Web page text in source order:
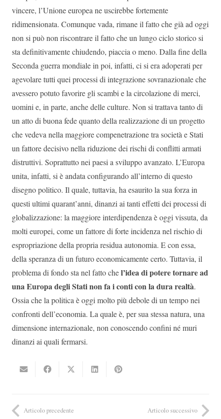
vincere, l’Unione europea ne uscirebbe fortemente
ridimensionata. Comunque vada, rimane il fatto che già ad oggi
non si può non riscontrare il fatto che un lungo ciclo storico si
sta definitivamente chiudendo, piaccia o meno. Dalla fine della
Seconda guerra mondiale in poi, infatti, ci si era adoperati per
agevolare tutti quei processi di integrazione sovranazionale che
avessero potuto favorire gli scambi e la circolazione di merci,
uomini e, in parte, anche delle culture. Non si trattava tanto di
un atto di buona fede quanto della realizzazione di un progetto
che vedeva nella maggiore compenetrazione tra società e Stati
un fattore decisivo nella riduzione dei rischi di conflitti armati
distruttivi. Soprattutto nei paesi a sviluppo avanzato. L’Europa
unita, infatti, si è andata configurando all’interno di questo
disegno politico. Il quale, tuttavia, ha esaurito la sua forza in
questi ultimi quarant’anni, dinanzi ai tanti effetti dei processi di
globalizzazione: la maggiore interdipendenza è oggi vissuta, da
molti europei, come un fattore di forte incidenza nel rischio di
espropriazione della propria residua autonomia. E con essa,
della speranza di un futuro economicamente certo. Tuttavia, il
problema di fondo sta nel fatto chel’idea di potere tornare ad
una Europa degli Stati non fa i conti con la dura realtà.
Ossia che la politica è oggi molto più debole di un tempo nei
confronti dell’economia. La quale è, per sua stessa natura, una
dimensione internazionale, non conoscendo confini né muri
dinanzi ai quali fermarsi.
Articolo precedente Articolo successivo